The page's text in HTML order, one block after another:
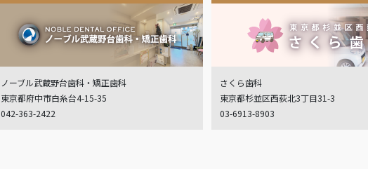
ノーブル武蔵野台歯科・矯正歯科
東京都府中市白糸台4-15-35
042-363-2422
さくら歯科
東京都杉並区西荻北3丁目31-3
03-6913-8903